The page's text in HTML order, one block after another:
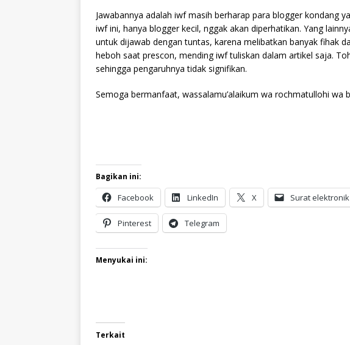
Jawabannya adalah iwf masih berharap para blogger kondang
iwf ini, hanya blogger kecil, nggak akan diperhatikan. Yang
untuk dijawab dengan tuntas, karena melibatkan banyak fihak
heboh saat prescon, mending iwf tuliskan dalam artikel saja.
sehingga pengaruhnya tidak signifikan.
Semoga bermanfaat, wassalamu’alaikum wa rochmatullohi wa
Bagikan ini:
Facebook LinkedIn X Surat elektronik
Pinterest Telegram
Menyukai ini:
Terkait